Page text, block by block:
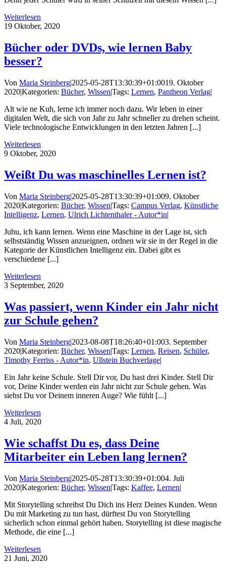
Weiterlesen
19 Oktober, 2020
Bücher oder DVDs, wie lernen Baby
besser?
Von Maria Steinberg|2025-05-28T13:30:39+01:0019. Oktober
2020|Kategorien: Bücher, Wissen|Tags: Lernen, Pantheon Verlag|
Alt wie ne Kuh, lerne ich immer noch dazu. Wir leben in einer
digitalen Welt, die sich von Jahr zu Jahr schneller zu drehen scheint.
Viele technologische Entwicklungen in den letzten Jahren [...]
Weiterlesen
9 Oktober, 2020
Weißt Du was maschinelles Lernen ist?
Von Maria Steinberg|2025-05-28T13:30:39+01:009. Oktober
2020|Kategorien: Bücher, Wissen|Tags: Campus Verlag, Künstliche
Intelligenz, Lernen, Ulrich Lichtenthaler - Autor*in|
Juhu, ich kann lernen. Wenn eine Maschine in der Lage ist, sich
selbstständig Wissen anzueignen, ordnen wir sie in der Regel in die
Kategorie der Künstlichen Intelligenz ein. Dabei gibt es
verschiedene [...]
Weiterlesen
3 September, 2020
Was passiert, wenn Kinder ein Jahr nicht
zur Schule gehen?
Von Maria Steinberg|2023-08-08T18:26:40+01:003. September
2020|Kategorien: Bücher, Wissen|Tags: Lernen, Reisen, Schüler,
Timothy Ferriss - Autor*in, Ullstein Buchverlage|
Ein Jahr keine Schule. Stell Dir vor, Du hast drei Kinder. Stell Dir
vor, Deine Kinder werden ein Jahr nicht zur Schule gehen. Was
siehst Du vor Deinem inneren Auge? Wie fühlt [...]
Weiterlesen
4 Juli, 2020
Wie schaffst Du es, dass Deine
Mitarbeiter ein Leben lang lernen?
Von Maria Steinberg|2025-05-28T13:30:39+01:004. Juli
2020|Kategorien: Bücher, Wissen|Tags: Kaffee, Lernen|
Mit Storytelling schreibst Du Dich ins Herz Deines Kunden. Wenn
Du mit Marketing zu tun hast, dürftest Du von Storytelling
sicherlich schon einmal gehört haben. Storytelling ist diese magische
Methode, die eine [...]
Weiterlesen
21 Juni, 2020